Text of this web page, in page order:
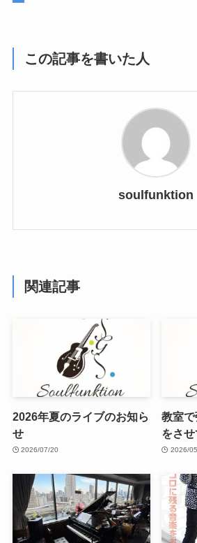
この記事を書いた人
soulfunktion
関連記事
2026年夏のライブのお知ら
せ
2026/07/20
教室
をさ
2026/